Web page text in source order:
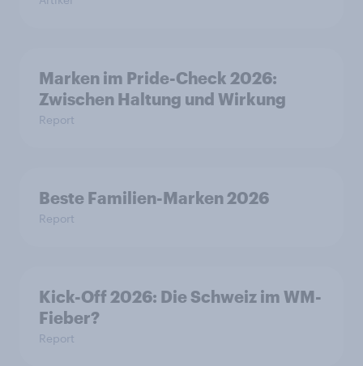
Marken im Pride-Check 2026:
Zwischen Haltung und Wirkung
Report
Beste Familien-Marken 2026
Report
Kick-Off 2026: Die Schweiz im WM-
Fieber?​
Report